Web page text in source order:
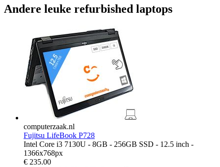
Andere leuke refurbished laptops
computerzaak.nl
Fujitsu LifeBook P728
Intel Core i3 7130U - 8GB - 256GB SSD - 12.5 inch -
1366x768px
€ 235.00